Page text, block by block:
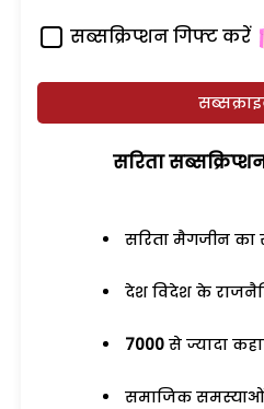
सब्सक्रिप्शन गिफ्ट करें
सरिता
सरिता मैगजीन का
देश विदेश के
7000 से ज्यादा
समाजिक